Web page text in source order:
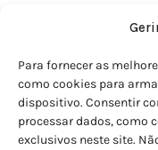
Para fornecer as
como cookies para
dispositivo. Consentir
processar dados, como
exclusivos neste site.